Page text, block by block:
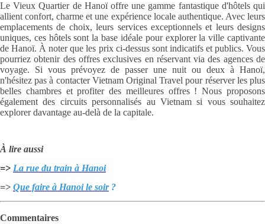
Le Vieux Quartier de Hanoï offre une gamme fantastique d'hôtels qui
allient confort, charme et une expérience locale authentique. Avec leurs
emplacements de choix, leurs services exceptionnels et leurs designs
uniques, ces hôtels sont la base idéale pour explorer la ville captivante
de Hanoï. À noter que les prix ci-dessus sont indicatifs et publics. Vous
pourriez obtenir des offres exclusives en réservant via des agences de
voyage. Si vous prévoyez de passer une nuit ou deux à Hanoï,
n'hésitez pas à contacter Vietnam Original Travel pour réserver les plus
belles chambres et profiter des meilleures offres ! Nous proposons
également des circuits personnalisés au Vietnam si vous souhaitez
explorer davantage au-delà de la capitale.
À lire aussi
=> La rue du train à Hanoi
=> Que faire à Hanoi le soir?
Commentaires